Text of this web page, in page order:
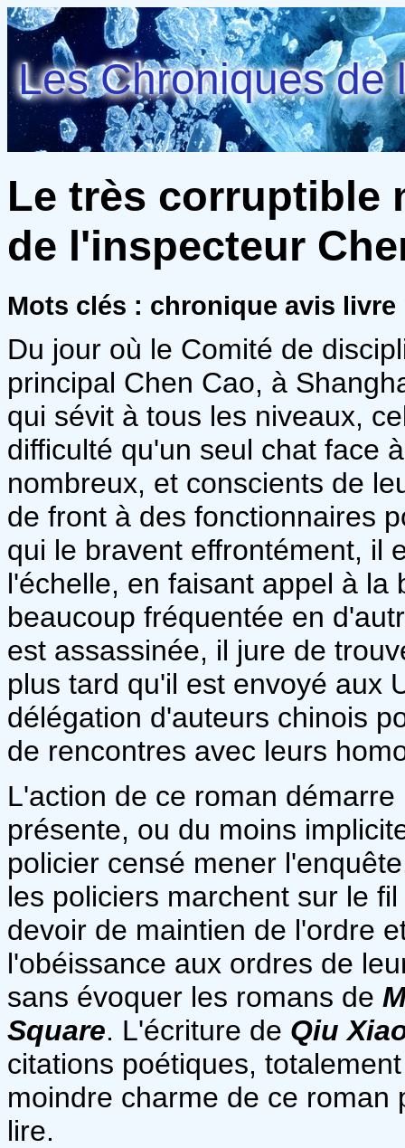
Les Chroniques de
Le très corruptible
de l'inspecteur
Mots clés : chronique avis
Du jour où le Comité de
principal Chen Cao, à
qui sévit à tous les niveaux,
difficulté qu'un seul chat face
nombreux, et conscients de
de front à des fonctionnaires
qui le bravent effrontément, il
l'échelle, en faisant appel à la
beaucoup fréquentée en
est assassinée, il jure de
plus tard qu'il est envoyé aux
délégation d'auteurs chinois
de rencontres avec leurs
L'action de ce roman
présente, ou du moins
policier censé mener
les policiers marchent sur le
devoir de maintien de l'ordre
l'obéissance aux ordres de
sans évoquer les romans de
Square. L'écriture de Qiu
citations poétiques,
moindre charme de ce roman
lire.